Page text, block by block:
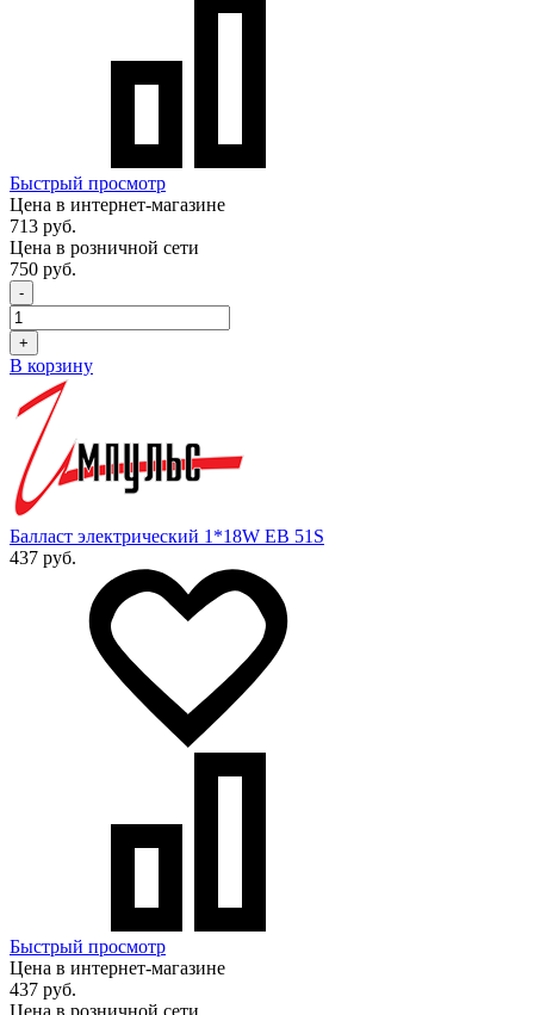
Быстрый просмотр
Цена в интернет-магазине
713 руб.
Цена в розничной сети
750 руб.
-
+
В корзину
Балласт электрический 1*18W EB 51S
437 руб.
Быстрый просмотр
Цена в интернет-магазине
437 руб.